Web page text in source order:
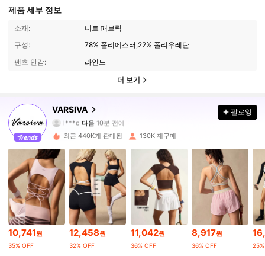
제품 세부 정보
소재:
니트 패브릭
구성:
78% 폴리에스터,22% 폴리우레탄
팬츠 안감:
라인드
더 보기
VARSIVA
l***o다음
j***4 가 탐색 중입니다
4.87
312K 팔로워
4.87 312K 팔로워
4.87 312K 팔로워
4.87 312K 팔로워
팔로잉
최근 440K개 판매됨 130K 재구매
10,741원
35% OFF
12,458원
32% OFF
11,042원
36% OFF
8,917원
36% OFF